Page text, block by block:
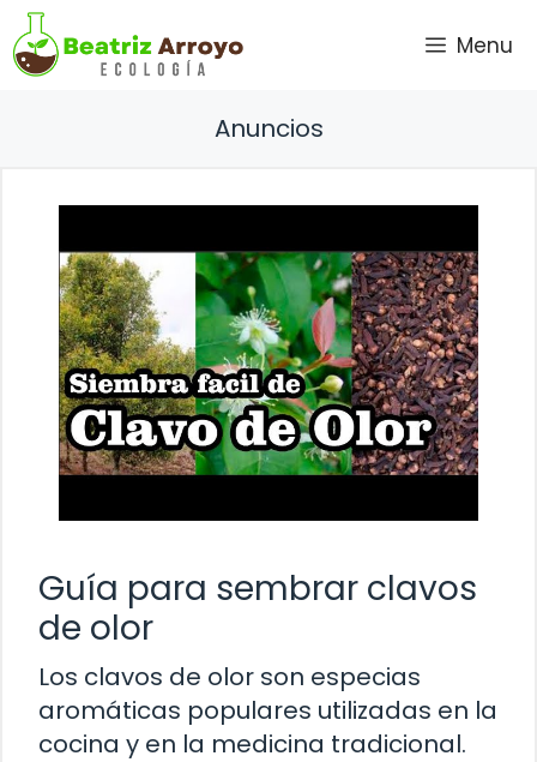
Saltar
al
contenido
Menu
Anuncios
Guía para sembrar clavos
de olor
Los clavos de olor son especias
aromáticas populares utilizadas en la
cocina y en la medicina tradicional.